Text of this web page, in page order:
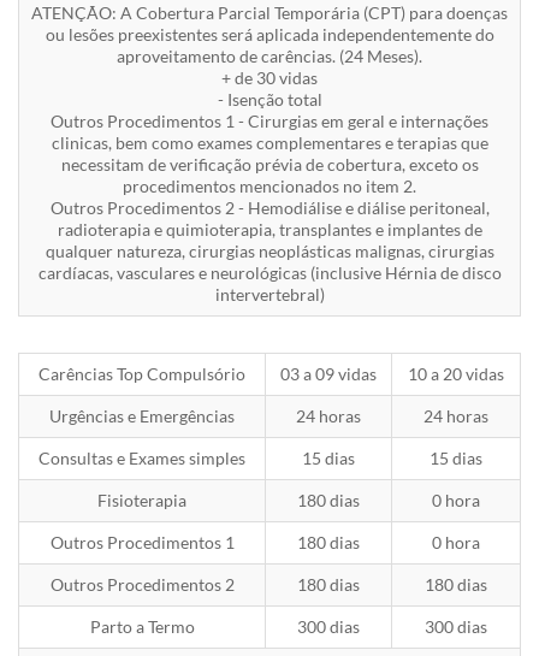
ATENÇÃO: A Cobertura Parcial Temporária (CPT) para doenças
ou lesões preexistentes será aplicada independentemente do
aproveitamento de carências. (24 Meses).
+ de 30 vidas
- Isenção total
Outros Procedimentos 1 - Cirurgias em geral e internações
clinicas, bem como exames complementares e terapias que
necessitam de verificação prévia de cobertura, exceto os
procedimentos mencionados no item 2.
Outros Procedimentos 2 - Hemodiálise e diálise peritoneal,
radioterapia e quimioterapia, transplantes e implantes de
qualquer natureza, cirurgias neoplásticas malignas, cirurgias
cardíacas, vasculares e neurológicas (inclusive Hérnia de disco
intervertebral)
Carências Top Compulsório 03 a 09 vidas 10 a 20 vidas
Urgências e Emergências 24 horas 24 horas
Consultas e Exames simples 15 dias 15 dias
Fisioterapia 180 dias 0 hora
Outros Procedimentos 1 180 dias 0 hora
Outros Procedimentos 2 180 dias 180 dias
Parto a Termo 300 dias 300 dias